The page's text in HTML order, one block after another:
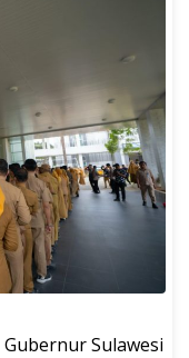
Gubernur Sulawesi